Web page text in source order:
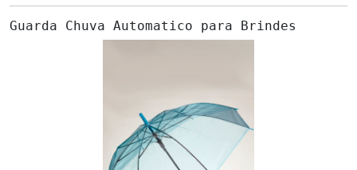
Guarda Chuva Automatico para Brindes